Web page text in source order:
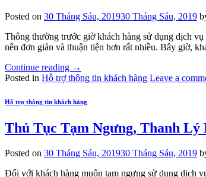
Posted on 30 Tháng Sáu, 201930 Tháng Sáu, 2019
Thông thường trước giờ khách hàng sử dụng dịch
nên đơn giản và thuận tiện hơn rất nhiều. Bây giờ,
Continue reading →
Posted in Hỗ trợ thông tin khách hàng Leave a
Hỗ trợ thông tin khách hàng
Thủ Tục Tạm Ngưng, Thanh Lý
Posted on 30 Tháng Sáu, 201930 Tháng Sáu, 2019
Đối với khách hàng muốn tạm ngưng sử dụng dịch